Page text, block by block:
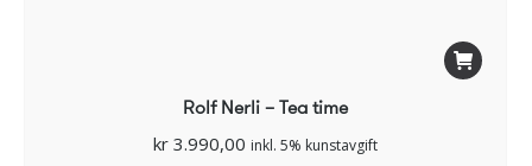
Rolf Nerli – Tea time
kr 3.990,00 inkl. 5% kunstavgift